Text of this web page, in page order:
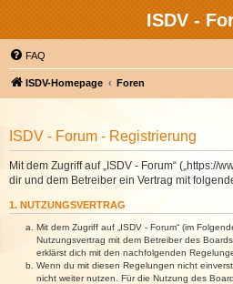
ISDV -
FAQ
ISDV-Homepage Foren
ISDV - Forum - Registrierung
Mit dem Zugriff auf „ISDV - Forum“ („https://
dir und dem Betreiber ein Vertrag mit
1. NUTZUNGSVERTRAG
Mit dem Zugriff auf „ISDV - Forum“ (im
Nutzungsvertrag mit dem Betreiber des
erklärst dich mit den nachfolgenden
Wenn du mit diesen Regelungen nicht
nicht weiter nutzen. Für die Nutzung des